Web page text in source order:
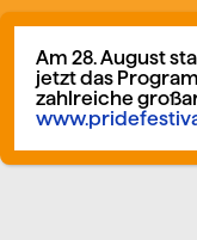
Zum
Inhalt
springen
Mitglied werden
Am 28. August
jetzt das
zahlreiche